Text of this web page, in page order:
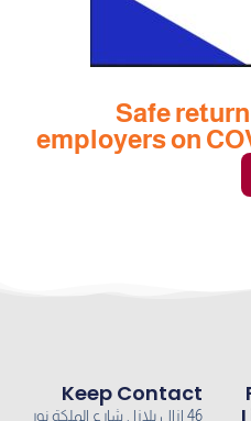
Safe
employers on
Keep Contact
46 ازال بلازا , شارع الملكة نور